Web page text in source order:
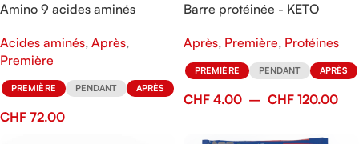
Amino 9 acides aminés
Acides aminés, Après,
Première
PREMIÈRE PENDANT APRÈS
CHF 72.00
Barre protéinée - KETO
Après, Première, Protéines
PREMIÈRE PENDANT APRÈS
CHF 4.00 – CHF 120.00